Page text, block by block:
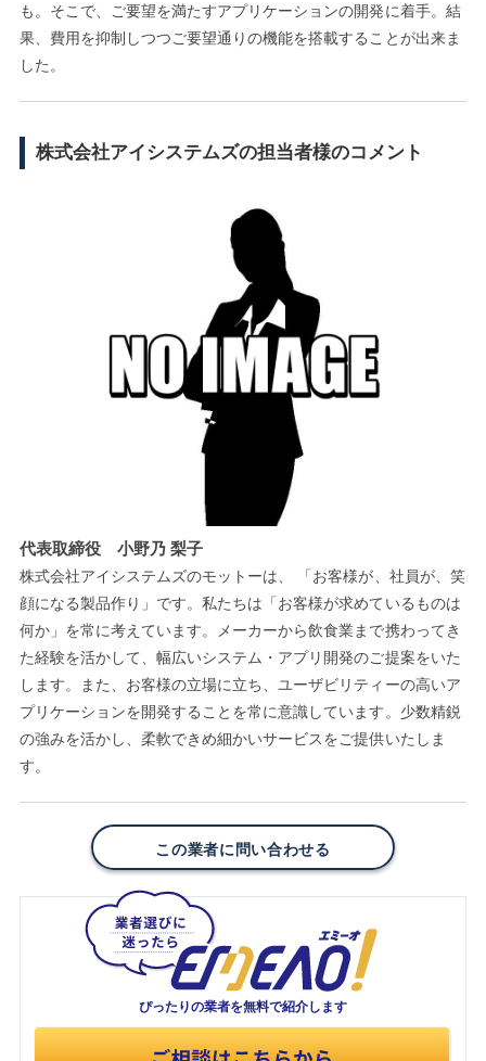
も。そこで、ご要望を満たすアプリケーションの開発に着手。結
果、費用を抑制しつつご要望通りの機能を搭載することが出来ま
した。
株式会社アイシステムズの担当者様のコメント
代表取締役 小野乃 梨子
株式会社アイシステムズのモットーは、 「お客様が、社員が、笑
顔になる製品作り」です。私たちは「お客様が求めているものは
何か」を常に考えています。メーカーから飲食業まで携わってき
た経験を活かして、幅広いシステム・アプリ開発のご提案をいた
します。また、お客様の立場に立ち、ユーザビリティーの高いア
プリケーションを開発することを常に意識しています。少数精鋭
の強みを活かし、柔軟できめ細かいサービスをご提供いたしま
す。
この業者に問い合わせる
ぴったりの業者を無料で紹介します